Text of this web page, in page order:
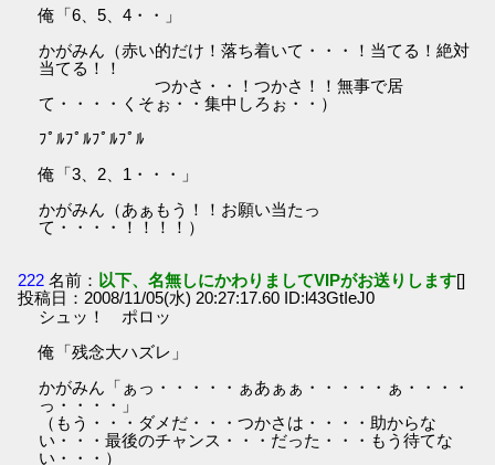
俺「6、5、4・・」
かがみん（赤い的だけ！落ち着いて・・・！当てる！絶対
当てる！！
つかさ・・！つかさ！！無事で居
て・・・・くそぉ・・集中しろぉ・・）
ﾌﾟﾙﾌﾟﾙﾌﾟﾙﾌﾟﾙ
俺「3、2、1・・・」
かがみん（あぁもう！！お願い当たっ
て・・・・！！！！）
222 名前： 以下、名無しにかわりましてVIPがお送りします[]
投稿日：2008/11/05(水) 20:27:17.60 ID:l43GtIeJ0
シュッ！ ポロッ
俺「残念大ハズレ」
かがみん「ぁっ・・・・・ぁあぁぁ・・・・・ぁ・・・・
っ・・・・」
（もう・・・ダメだ・・・つかさは・・・・助からな
い・・・最後のチャンス・・・だった・・・もう待てな
い・・・）